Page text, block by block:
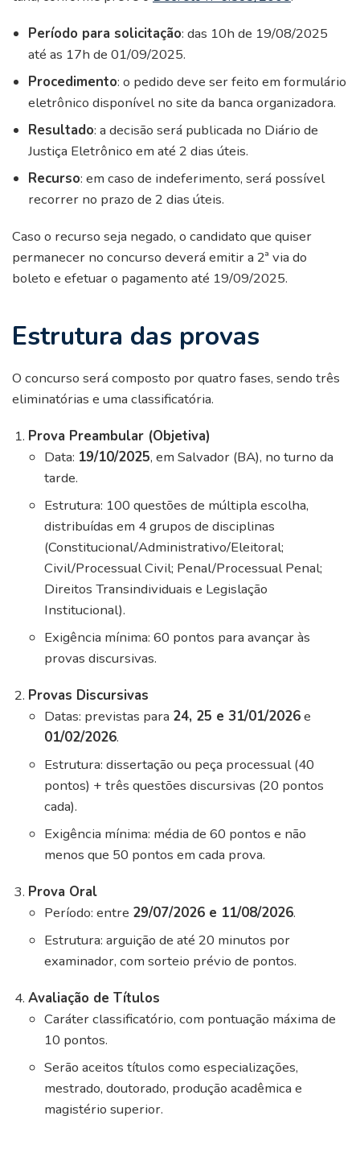
Período para solicitação: das 10h de 19/08/2025
até as 17h de 01/09/2025.
Procedimento: o pedido deve ser feito em formulário
eletrônico disponível no site da banca organizadora.
Resultado: a decisão será publicada no Diário de
Justiça Eletrônico em até 2 dias úteis.
Recurso: em caso de indeferimento, será possível
recorrer no prazo de 2 dias úteis.
Caso o recurso seja negado, o candidato que quiser
permanecer no concurso deverá emitir a 2ª via do
boleto e efetuar o pagamento até 19/09/2025.
Estrutura das provas
O concurso será composto por quatro fases, sendo três
eliminatórias e uma classificatória.
Prova Preambular (Objetiva)
Data: 19/10/2025, em Salvador (BA), no turno da
tarde.
Estrutura: 100 questões de múltipla escolha,
distribuídas em 4 grupos de disciplinas
(Constitucional/Administrativo/Eleitoral;
Civil/Processual Civil; Penal/Processual Penal;
Direitos Transindividuais e Legislação
Institucional).
Exigência mínima: 60 pontos para avançar às
provas discursivas.
Provas Discursivas
Datas: previstas para 24, 25 e 31/01/2026e
01/02/2026.
Estrutura: dissertação ou peça processual (40
pontos) + três questões discursivas (20 pontos
cada).
Exigência mínima: média de 60 pontos e não
menos que 50 pontos em cada prova.
Prova Oral
Período: entre 29/07/2026 e 11/08/2026.
Estrutura: arguição de até 20 minutos por
examinador, com sorteio prévio de pontos.
Avaliação de Títulos
Caráter classificatório, com pontuação máxima de
10 pontos.
Serão aceitos títulos como especializações,
mestrado, doutorado, produção acadêmica e
magistério superior.